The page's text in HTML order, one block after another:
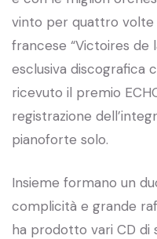
vinto per quattro volte
francese “Victoires de
esclusiva discografica
ricevuto il premio
registrazione
pianoforte solo.
Insieme formano un
complicità e grande
ha prodotto vari CD di